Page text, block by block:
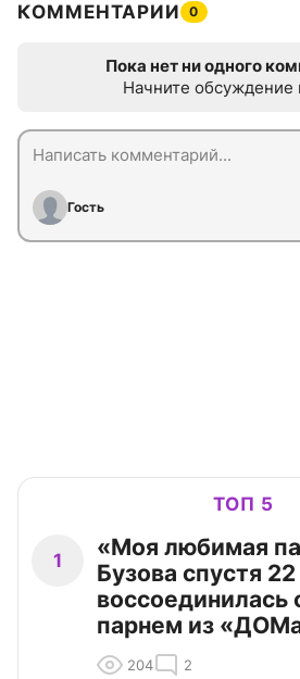
КОММЕНТАРИИ 0
Пока нет ни одного
Начните обсуждение
Гость
ТОП 5
1
«Моя любимая
Бузова спустя
парнем из
204 2